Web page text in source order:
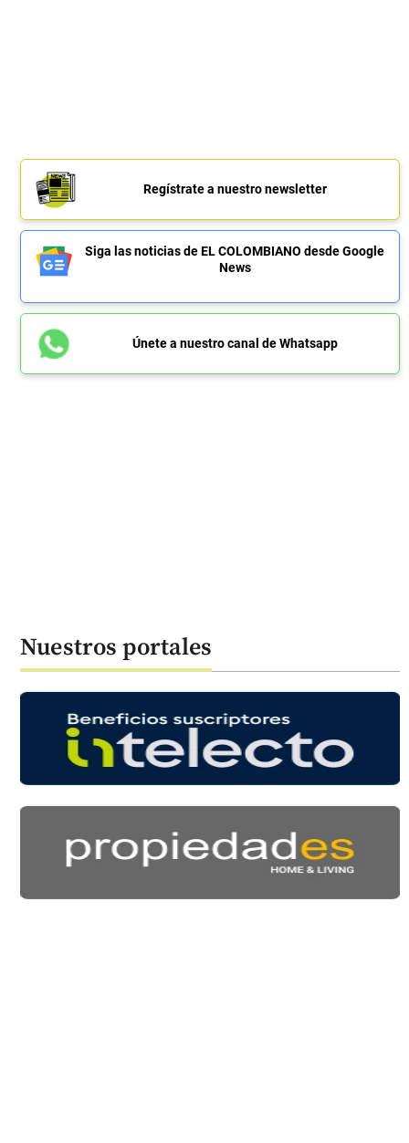
Regístrate a nuestro newsletter
Siga las noticias de EL COLOMBIANO desde Google
News
Únete a nuestro canal de Whatsapp
Nuestros portales